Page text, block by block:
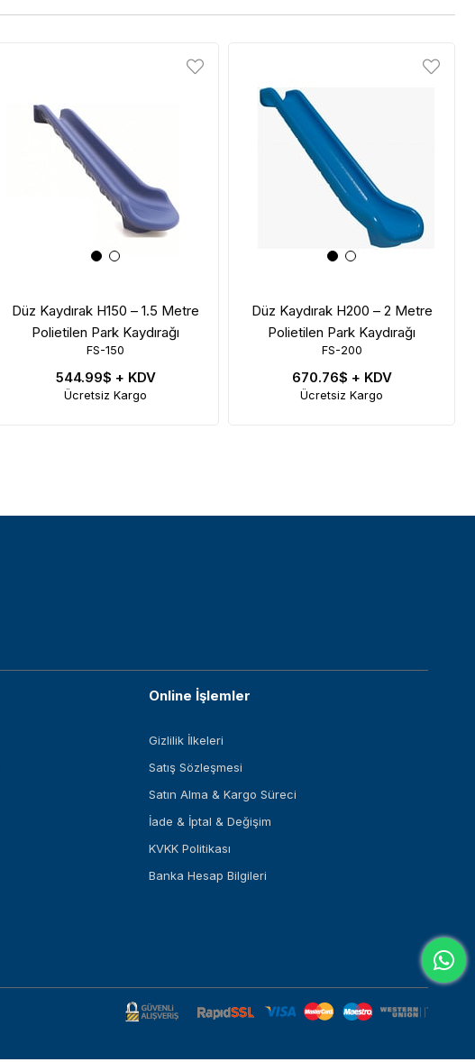
Düz Kaydırak H150 – 1.5 Metre
Polietilen Park Kaydırağı
FS-150
544.99$ + KDV
Ücretsiz Kargo
Düz Kaydırak H200 – 2 Metre
Polietilen Park Kaydırağı
FS-200
670.76$ + KDV
Ücretsiz Kargo
Online İşlemler
Gizlilik İlkeleri
Satış Sözleşmesi
Satın Alma & Kargo Süreci
İade & İptal & Değişim
KVKK Politikası
Banka Hesap Bilgileri